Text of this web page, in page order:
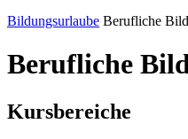
Bildungsurlaube Berufliche
Berufliche
Kursbereiche